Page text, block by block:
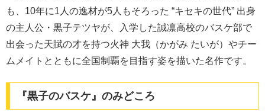
も、10年に1人の逸材が5人もそろった “キセキの世代” 出身
の主人公・黒子テツヤが、入学した誠凛高校のバスケ部で
出会った天賦の才を持つ火神 大我（かがみ たいが）やチー
ムメイトとともに全国制覇を目指す姿を描いた名作です。
『黒子のバスケ』のみどころ